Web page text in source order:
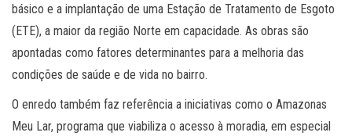
básico e a implantação de uma Estação de Tratamento de Esgoto
(ETE), a maior da região Norte em capacidade. As obras são
apontadas como fatores determinantes para a melhoria das
condições de saúde e de vida no bairro.
O enredo também faz referência a iniciativas como o Amazonas
Meu Lar, programa que viabiliza o acesso à moradia, em especial